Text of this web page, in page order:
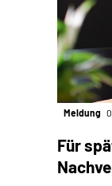
Meldung
Für